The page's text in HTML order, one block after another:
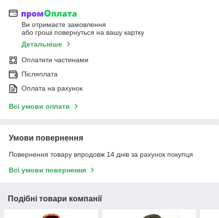
Ви отримаєте замовлення
або гроші повернуться на вашу картку
Детальніше
Оплатити частинами
Післяплата
Оплата на рахунок
Всі умови оплати
Умови повернення
Повернення товару впродовж 14 днів за рахунок покупця
Всі умови повернення
Подібні товари компанії